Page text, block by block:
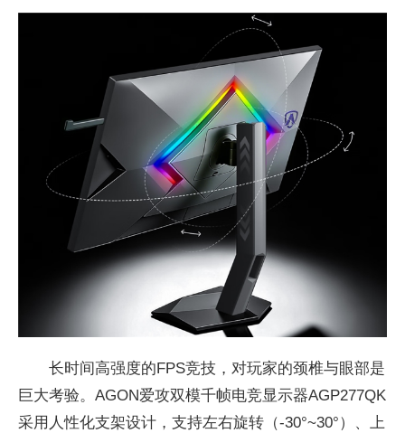
长时间高强度的FPS竞技，对玩家的颈椎与眼部是
巨大考验。AGON爱攻双模千帧电竞显示器AGP277QK
采用人性化支架设计，支持左右旋转（-30°~30°）、上